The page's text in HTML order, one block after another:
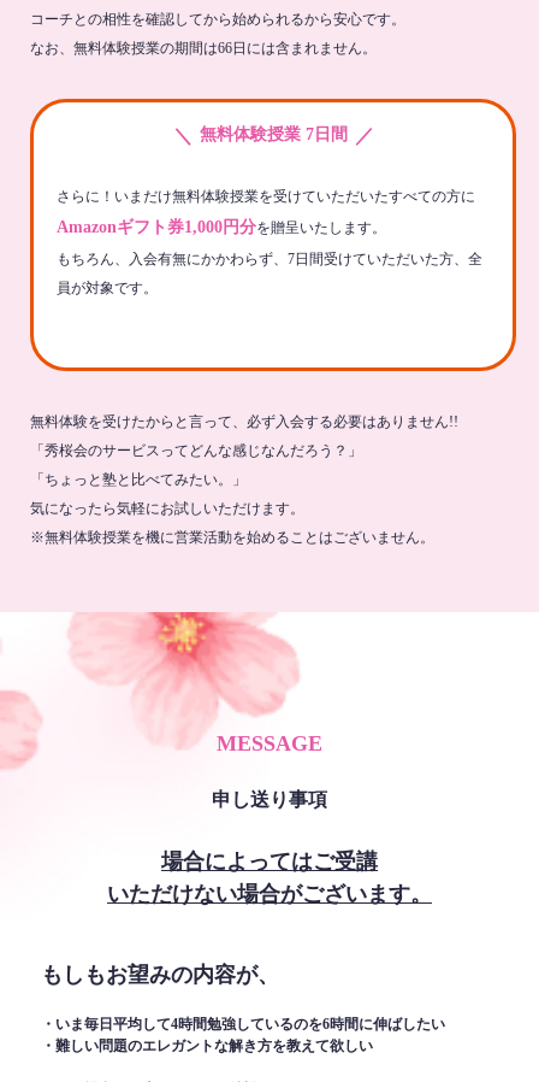
コーチとの相性を確認してから始められるから安心です。
なお、無料体験授業の期間は66日には含まれません。
＼ 無料体験授業 7日間 ／
さらに！いまだけ無料体験授業を受けていただいたすべての方に
Amazonギフト券1,000円分を贈呈いたします。
もちろん、入会有無にかかわらず、7日間受けていただいた方、全
員が対象です。
無料体験を受けたからと言って、必ず入会する必要はありません!!
「秀桜会のサービスってどんな感じなんだろう？」
「ちょっと塾と比べてみたい。」
気になったら気軽にお試しいただけます。
※無料体験授業を機に営業活動を始めることはございません。
MESSAGE
申し送り事項
場合によってはご受講
いただけない場合がございます。
もしもお望みの内容が、
・いま毎日平均して4時間勉強しているのを6時間に伸ばしたい
・難しい問題のエレガントな解き方を教えて欲しい